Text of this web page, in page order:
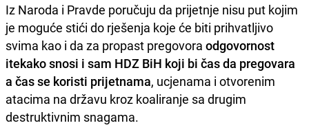
Iz Naroda i Pravde poručuju da prijetnje nisu put kojim
je moguće stići do rješenja koje će biti prihvatljivo
svima kao i da za propast pregovora odgovornost
itekako snosi i sam HDZ BiH koji bi čas da pregovara
a čas se koristi prijetnama, ucjenama i otvorenim
atacima na državu kroz koaliranje sa drugim
destruktivnim snagama.